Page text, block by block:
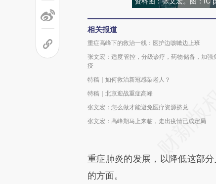
相关报道
重症高峰下的救治一线：医护边咳嗽边上班
张文宏：适度管控，分级诊疗，药物储备，加强
疫
特稿｜如何救治新冠感染老人？
特稿｜北京迎战重症高峰
张文宏：怎么做才能避免医疗资源挤兑
张文宏：高峰期马上来临，走出疫情已成定局
重症肺炎的发展，以降低这部
的方面。